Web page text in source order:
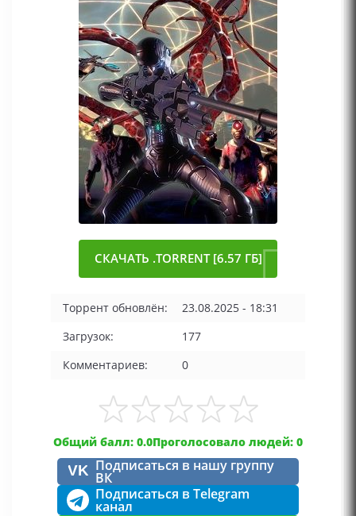
СКАЧАТЬ .TORRENT [6.57 ГБ]
Торрент обновлён:
23.08.2025 - 18:31
Загрузок:
177
Комментариев:
0
Общий балл: 0.0Проголосовало людей: 0
VK Подписаться в нашу группу
ВК
Подписаться в Telegram
канал